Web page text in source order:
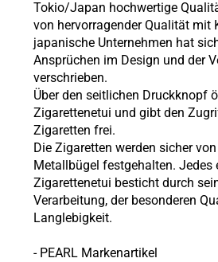
Tokio/Japan hochwertige
von hervorragender Qualität mit
japanische Unternehmen hat
Ansprüchen im Design und der
verschrieben.
Über den seitlichen Druckknopf
Zigarettenetui und gibt den
Zigaretten frei.
Die Zigaretten werden sicher
Metallbügel festgehalten. Jedes
Zigarettenetui besticht durch
Verarbeitung, der besonderen
Langlebigkeit.
- PEARL Markenartikel